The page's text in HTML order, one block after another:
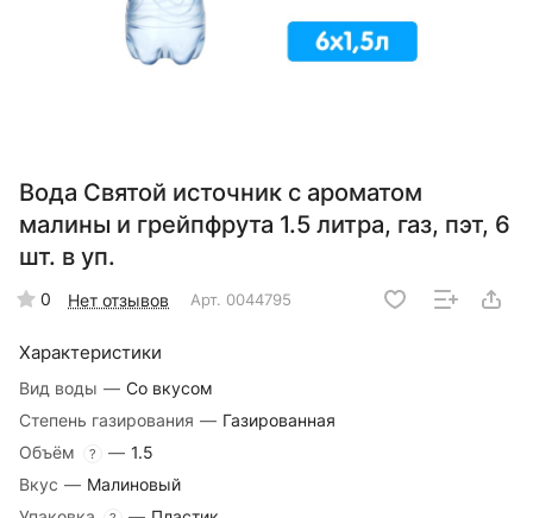
Вода Святой источник с ароматом
малины и грейпфрута 1.5 литра, газ, пэт, 6
шт. в уп.
0 Нет отзывов Арт. 0044795
Характеристики
Вид воды — Со вкусом
Степень газирования — Газированная
Объём
? — 1.5
Вкус — Малиновый